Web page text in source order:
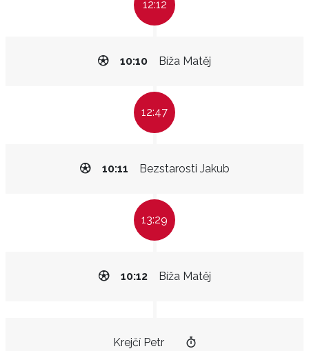
12:12
Bíža Matěj
10:10
12:47
Bezstarosti Jakub
10:11
13:29
Bíža Matěj
10:12
Krejčí Petr